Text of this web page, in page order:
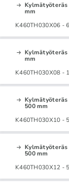
mm
K460TH030X06 -
mm
K460TH030X08 -
500 mm
K460TH030X10 -
500 mm
K460TH030X12 -